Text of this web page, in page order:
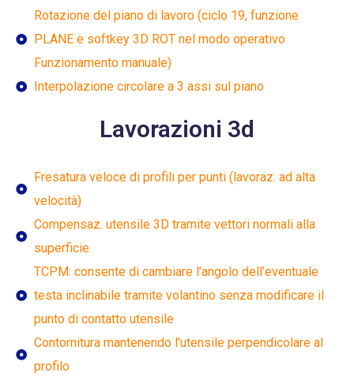
Rotazione del piano di lavoro (ciclo 19, funzione
PLANE e softkey 3D ROT nel modo operativo
Funzionamento manuale)
Interpolazione circolare a 3 assi sul piano
Lavorazioni 3d
Fresatura veloce di profili per punti (lavoraz. ad alta
velocità)
Compensaz. utensile 3D tramite vettori normali alla
superficie
TCPM: consente di cambiare l’angolo dell’eventuale
testa inclinabile tramite volantino senza modificare il
punto di contatto utensile
Contornitura mantenendo l’utensile perpendicolare al
profilo